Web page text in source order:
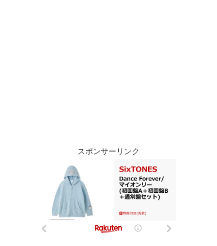
スポンサーリンク